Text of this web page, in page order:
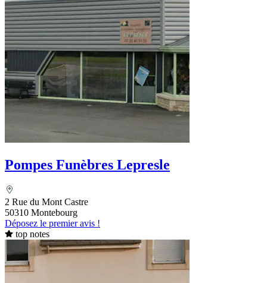
Pompes Funèbres Lepresle
2 Rue du Mont Castre
50310 Montebourg
Déposez le premier avis !
top notes